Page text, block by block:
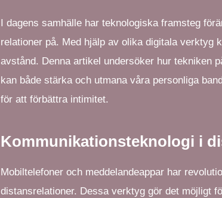
I dagens samhälle har teknologiska framsteg
relationer på. Med hjälp av olika digitala verktyg
avstånd. Denna artikel undersöker hur tekniken
kan både stärka och utmana våra personliga
för att förbättra intimitet.
Kommunikationsteknologi i
Mobiltelefoner och meddelandeappar har
distansrelationer. Dessa verktyg gör det möjligt